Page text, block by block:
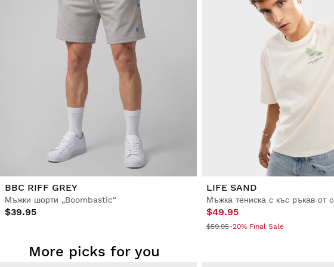
BBC RIFF GREY
Мъжки шорти „Boombastic“
$39.95
LIFE SAND
$49.95
$59.95-20% Final Sale
More picks for you